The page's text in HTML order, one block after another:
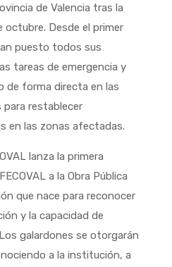
de Valencia tras la
octubre. Desde el primer
puesto todos sus
tareas de emergencia y
de forma directa en las
para restablecer
en las zonas afectadas.
lanza la primera
a la Obra Pública
que nace para reconocer
y la capacidad de
galardones se otorgarán
a la institución, a